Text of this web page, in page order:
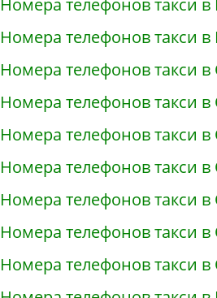
Номера телефонов такси
Номера телефонов такси в
Номера телефонов такси в
Номера телефонов такси
Номера телефонов такси
Номера телефонов такси в
Номера телефонов такси в
Номера телефонов такси
Номера телефонов такси